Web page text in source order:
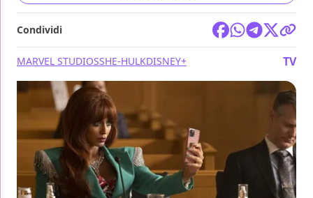
Condividi
MARVEL STUDIOSSHE-HULKDISNEY+ TV